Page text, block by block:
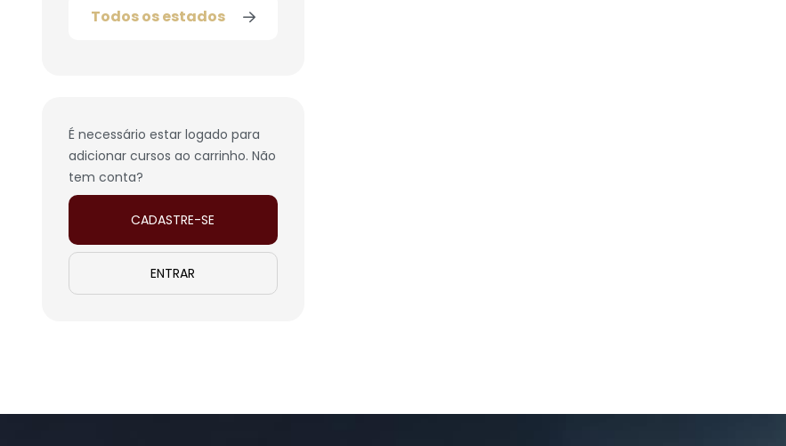
Todos os estados
É necessário estar logado para
adicionar cursos ao carrinho. Não
tem conta?
CADASTRE-SE
ENTRAR